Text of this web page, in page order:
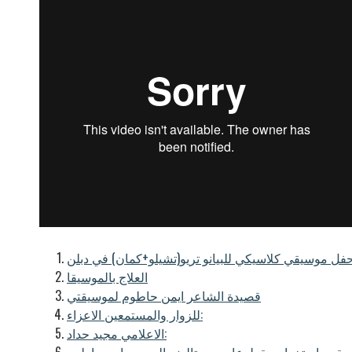
موسيقي كلاسيكي للبيانو تريو(تشيلو+كمان) في دبلن
العلاج بالموسيقا
قصيدة الشاعر ايمن حاطوم لموسيقتي
للزوار والمستمعين الاعزاء:
الاعلامي مجيد حداد: